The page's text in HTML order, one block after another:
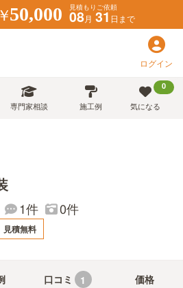
￥50,000 見積もりご依頼
08月 31日まで
ログイン
専門家相談 施工例
0
気になる
1件 0件
見積無料
口コミ 1 価格